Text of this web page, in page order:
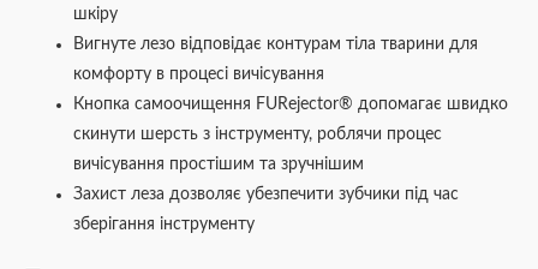
шкіру
Вигнуте лезо відповідає контурам тіла тварини для
комфорту в процесі вичісування
Кнопка самоочищення FURejector® допомагає швидко
скинути шерсть з інструменту, роблячи процес
вичісування простішим та зручнішим
Захист леза дозволяє убезпечити зубчики під час
зберігання інструменту